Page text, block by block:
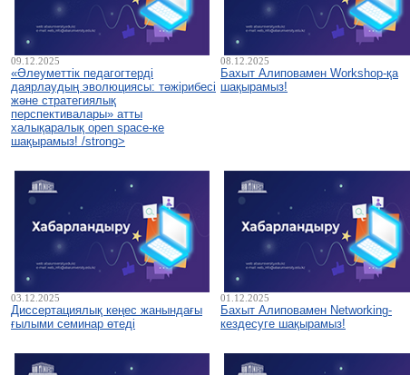
09.12.2025
«Әлеуметтік педагогтерді
даярлаудың эволюциясы: тәжірибесі
және стратегиялық
перспективалары» атты
халықаралық open space-ке
шақырамыз! /strong>
08.12.2025
Бахыт Алиповамен Workshop-қа
шақырамыз!
03.12.2025
Диссертациялық кеңес жанындағы
ғылыми семинар өтеді
01.12.2025
Бахыт Алиповамен Networking-
кездесуге шақырамыз!